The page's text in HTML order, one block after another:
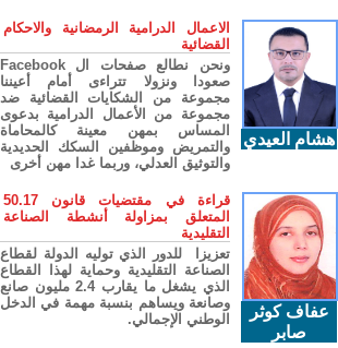
هشام العيدي
الاعمال الدرامية الرمضانية والاحكام
القضائية
ونحن نطالع صفحات ال Facebook
صعودا ونزولا تتراءى أمام أعيننا
مجموعة من الشكايات القضائية ضد
مجموعة من الأعمال الدرامية بدعوى
المساس بمهن معينة كالمحاماة
والتمريض وموظفين السكك الحديدية
والتوثيق العدلي، وربما غدا مهن أخرى
عفاف كوثر
صابر
قراءة في مقتضيات قانون 50.17
المتعلق بمزاولة أنشطة الصناعة
التقليدية
تعزيزا للدور الذي توليه الدولة لقطاع
الصناعة التقليدية وحماية لهذا القطاع
الذي يشغل ما يقارب 2.4 مليون صانع
وصانعة ويساهم بنسبة مهمة في الدخل
الوطني الإجمالي.